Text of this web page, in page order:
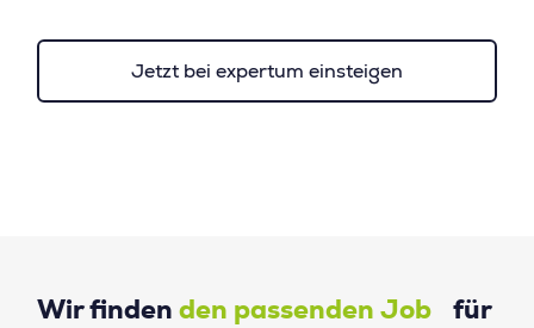
Jetzt bei expertum einsteigen
Wir finden den passenden Job für